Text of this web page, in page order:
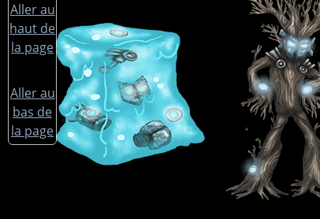
Aller au
haut de
la page
Aller au
bas de
la page